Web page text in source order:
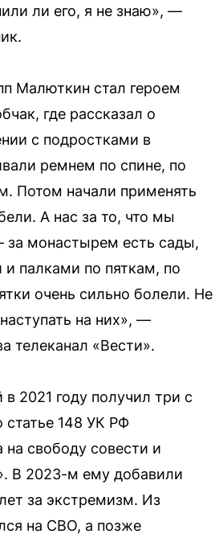
ли его, я не знаю», —
Малюткин стал героем
где рассказал о
с подростками в
ремнем по спине, по
Потом начали применять
А нас за то, что мы
за монастырем есть сады,
и палками по пяткам, по
очень сильно болели. Не
на них», —
телеканал «Вести».
2021 году получил три с
статье 148 УК РФ
свободу совести и
В 2023-м ему добавили
за экстремизм. Из
на СВО, а позже